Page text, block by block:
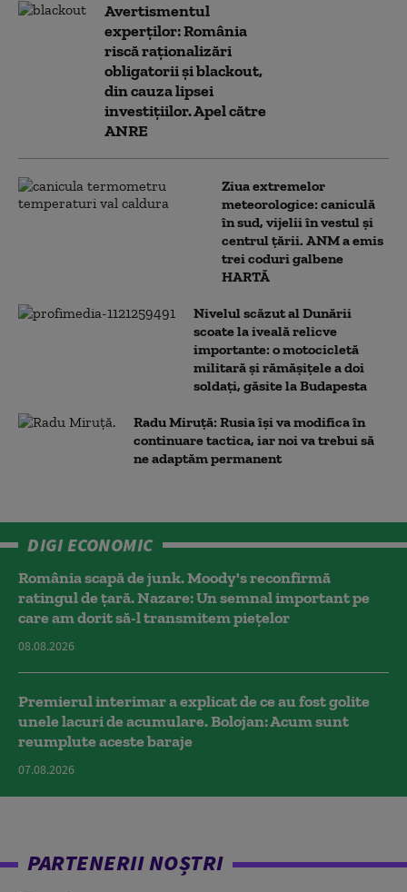
Avertismentul
experților: România
riscă raționalizări
obligatorii și blackout,
din cauza lipsei
investițiilor. Apel către
ANRE
Ziua extremelor
meteorologice: caniculă
în sud, vijelii în vestul și
centrul țării. ANM a emis
trei coduri galbene
HARTĂ
Nivelul scăzut al Dunării
scoate la iveală relicve
importante: o motocicletă
militară și rămășițele a doi
soldați, găsite la Budapesta
Radu Miruță: Rusia își va modifica în
continuare tactica, iar noi va trebui să
ne adaptăm permanent
DIGI ECONOMIC
România scapă de junk. Moody's reconfirmă
ratingul de țară. Nazare: Un semnal important pe
care am dorit să-l transmitem piețelor
08.08.2026
Premierul interimar a explicat de ce au fost golite
unele lacuri de acumulare. Bolojan: Acum sunt
reumplute aceste baraje
07.08.2026
PARTENERII NOȘTRI